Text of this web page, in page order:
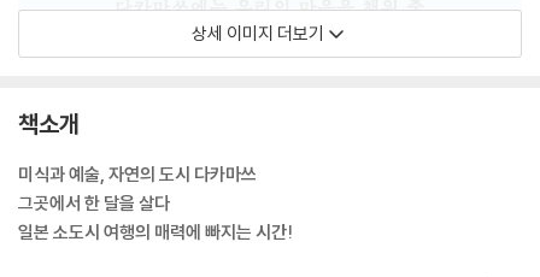
상세 이미지 더보기
책소개
미식과 예술, 자연의 도시 다카마쓰
그곳에서 한 달을 살다
일본 소도시 여행의 매력에 빠지는 시간!